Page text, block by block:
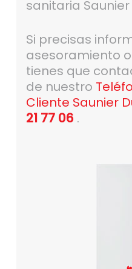
sanitaria Saunier
Si precisas
asesoramiento
tienes que
de nuestro
Cliente Saunier
21 77 06 .